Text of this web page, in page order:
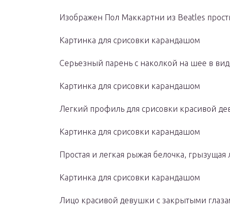
Изображен Пол Маккартни из Beatles
Картинка для срисовки карандашом
Серьезный парень с наколкой на шее в
Картинка для срисовки карандашом
Легкий профиль для срисовки красивой
Картинка для срисовки карандашом
Простая и легкая рыжая белочка, грызущая
Картинка для срисовки карандашом
Лицо красивой девушки с закрытыми